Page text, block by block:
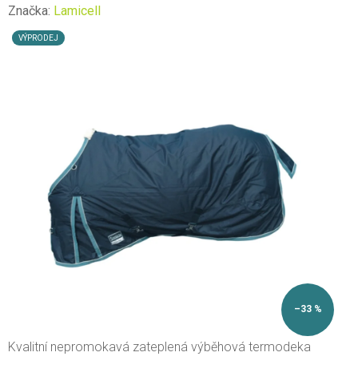
Kvalitní nepromokavá zateplená výběhová termodeka
hodnocení
produktu
Značka: Lamicell
VÝPRODEJ
–33 %